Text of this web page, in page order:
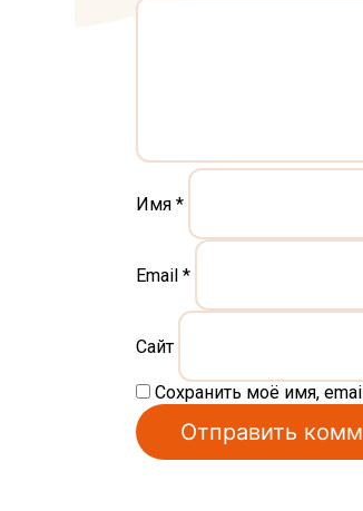
Имя *
Email *
Сайт
Сохранить моё имя,